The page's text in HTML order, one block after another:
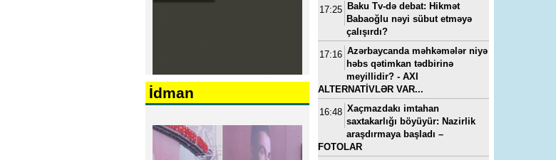
İdman
17:25 Baku Tv-də debat: Hikmət
Babaoğlu nəyi sübut etməyə
çalışırdı?
17:16 Azərbaycanda məhkəmələr niyə
həbs qətimkan tədbirinə
meyillidir? - AXI
ALTERNATİVLƏR VAR...
16:48 Xaçmazdakı imtahan
saxtakarlığı böyüyür: Nazirlik
araşdırmaya başladı –
FOTOLAR